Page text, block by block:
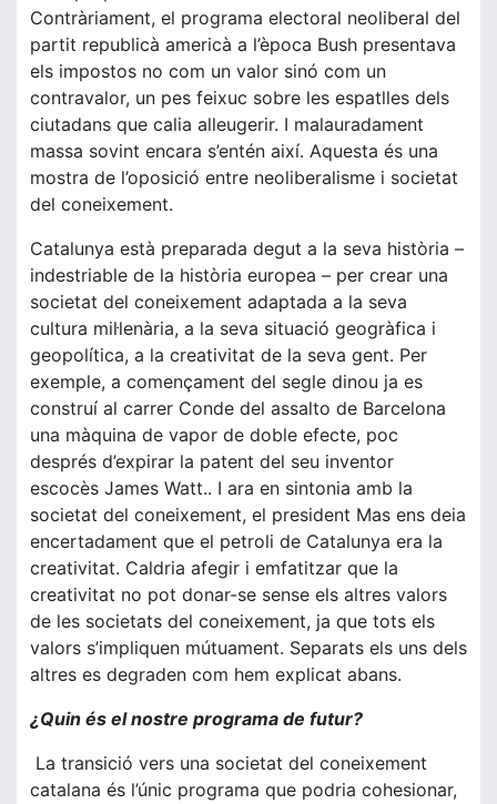
Contràriament, el programa electoral neoliberal del
partit republicà americà a l’època Bush presentava
els impostos no com un valor sinó com un
contravalor, un pes feixuc sobre les espatlles dels
ciutadans que calia alleugerir. I malauradament
massa sovint encara s’entén així. Aquesta és una
mostra de l’oposició entre neoliberalisme i societat
del coneixement.
Catalunya està preparada degut a la seva història –
indestriable de la història europea – per crear una
societat del coneixement adaptada a la seva
cultura mil·lenària, a la seva situació geogràfica i
geopolítica, a la creativitat de la seva gent. Per
exemple, a començament del segle dinou ja es
construí al carrer Conde del assalto de Barcelona
una màquina de vapor de doble efecte, poc
després d’expirar la patent del seu inventor
escocès James Watt.. I ara en sintonia amb la
societat del coneixement, el president Mas ens deia
encertadament que el petroli de Catalunya era la
creativitat. Caldria afegir i emfatitzar que la
creativitat no pot donar-se sense els altres valors
de les societats del coneixement, ja que tots els
valors s’impliquen mútuament. Separats els uns dels
altres es degraden com hem explicat abans.
¿Quin és el nostre programa de futur?
La transició vers una societat del coneixement
catalana és l’únic programa que podria cohesionar,